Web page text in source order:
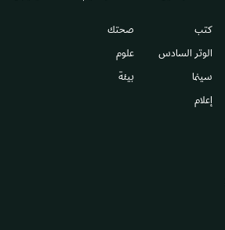
كتب
الوتر السادس​
سينما
إعلام
صحتك
علوم
بيئة